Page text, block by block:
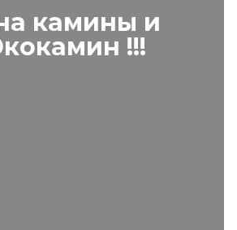
камины и
!!!